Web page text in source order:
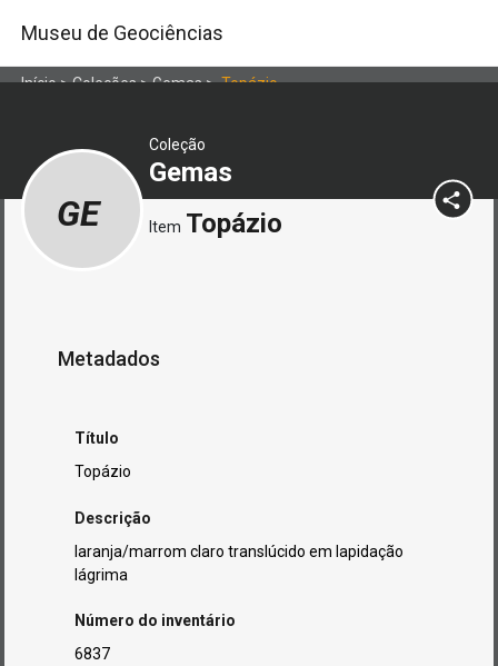
Museu de Geociências
Início>Coleções>Gemas>Topázio
Coleção
Gemas
GE Item Topázio
Metadados
Título
Topázio
Descrição
laranja/marrom claro translúcido em lapidação
lágrima
Número do inventário
6837